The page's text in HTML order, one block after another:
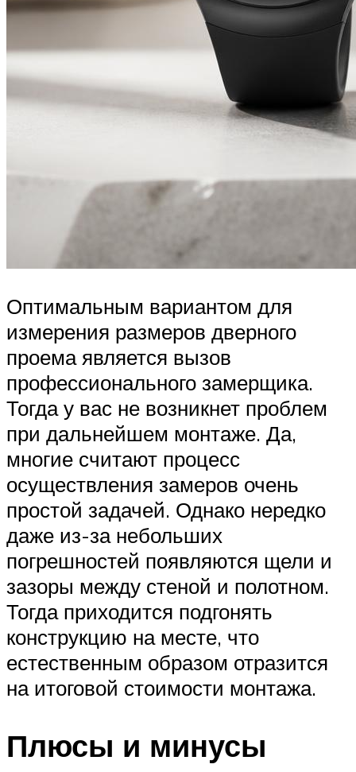
Оптимальным вариантом для
измерения размеров дверного
проема является вызов
профессионального замерщика.
Тогда у вас не возникнет проблем
при дальнейшем монтаже. Да,
многие считают процесс
осуществления замеров очень
простой задачей. Однако нередко
даже из-за небольших
погрешностей появляются щели и
зазоры между стеной и полотном.
Тогда приходится подгонять
конструкцию на месте, что
естественным образом отразится
на итоговой стоимости монтажа.
Плюсы и минусы